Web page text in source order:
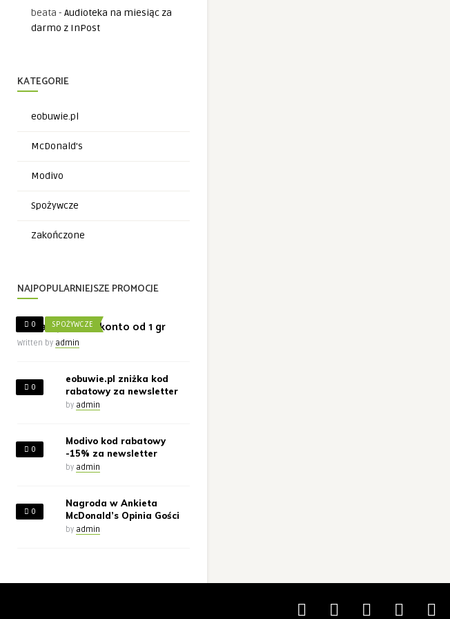
beata - Audioteka na miesiąc za
darmo z InPost
KATEGORIE
eobuwie.pl
McDonald's
Modivo
Spożywcze
Zakończone
NAJPOPULARNIEJSZE PROMOCJE
0 SPOŻYWCZE
Żabka wpłata na konto od 1 gr
Written by admin
0
eobuwie.pl zniżka kod
rabatowy za newsletter
by admin
0
Modivo kod rabatowy
-15% za newsletter
by admin
0
Nagroda w Ankieta
McDonald’s Opinia Gości
by admin